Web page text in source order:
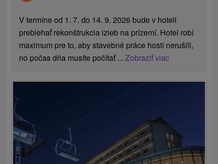
V termíne od 1. 7. do 14. 9. 2026 bude v hoteli
prebiehať rekonštrukcia izieb na prízemí. Hotel robí
maximum pre to, aby stavebné práce hostí nerušili,
no počas dňa musíte počítať ...Zobraziť viac